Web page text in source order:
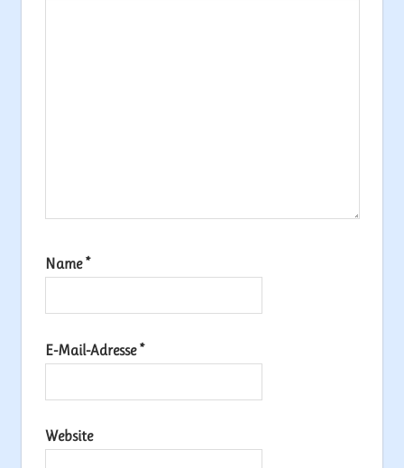
Name*
E-Mail-Adresse*
Website